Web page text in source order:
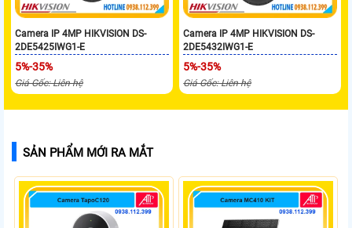
Camera IP 4MP HIKVISION DS-
2DE5425IWG1-E
5%-35%
Giá Gốc: Liên hệ
Camera IP 4MP HIKVISION DS-
2DE5432IWG1-E
5%-35%
Giá Gốc: Liên hệ
SẢN PHẨM MỚI RA MẮT